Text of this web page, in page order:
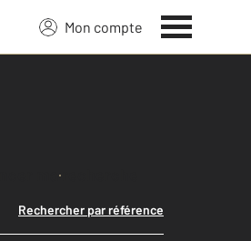
Mon compte
Lancer ma recherche
Rechercher par référence